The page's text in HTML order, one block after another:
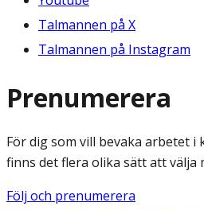
Talmannen på X
Talmannen på Instagram
Prenumerera
För dig som vill bevaka arbetet
finns det flera olika sätt att välja
Följ och prenumerera